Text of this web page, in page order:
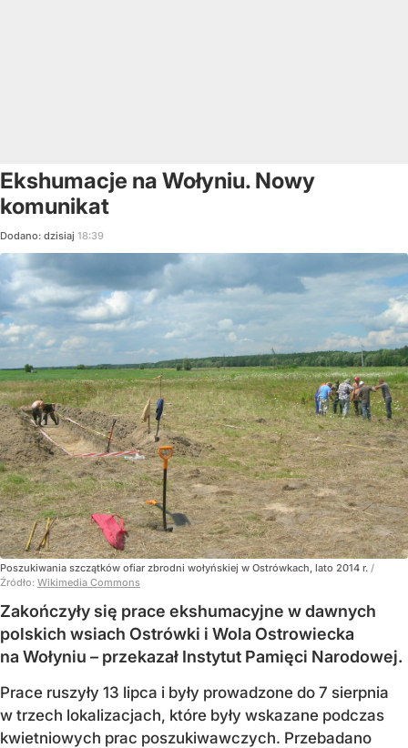
Ekshumacje na Wołyniu. Nowy
komunikat
Dodano: dzisiaj 18:39
Poszukiwania szczątków ofiar zbrodni wołyńskiej w Ostrówkach, lato 2014 r. /
Źródło: Wikimedia Commons
Zakończyły się prace ekshumacyjne w dawnych
polskich wsiach Ostrówki i Wola Ostrowiecka
na Wołyniu – przekazał Instytut Pamięci Narodowej.
Prace ruszyły 13 lipca i były prowadzone do 7 sierpnia
w trzech lokalizacjach, które były wskazane podczas
kwietniowych prac poszukiwawczych. Przebadano